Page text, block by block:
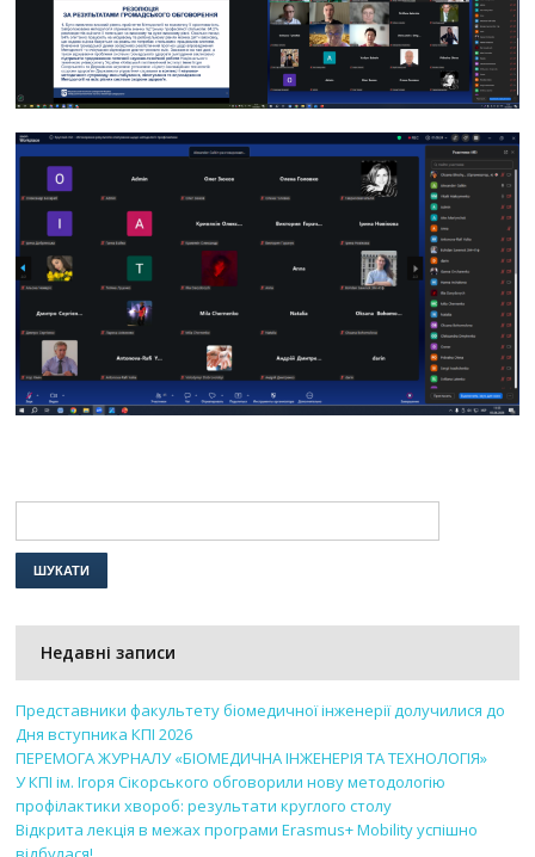
Недавні записи
Представники факультету біомедичної інженерії долучилися до
Дня вступника КПІ 2026
ПЕРЕМОГА ЖУРНАЛУ «БІОМЕДИЧНА ІНЖЕНЕРІЯ ТА ТЕХНОЛОГІЯ»
У КПІ ім. Ігоря Сікорського обговорили нову методологію
профілактики хвороб: результати круглого столу
Відкрита лекція в межах програми Erasmus+ Mobility успішно